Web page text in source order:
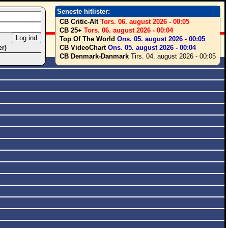
Seneste hitlister:
CB Critic-Alt Tors. 06. august 2026 - 00:05
CB 25+ Tors. 06. august 2026 - 00:04
Top Of The World Ons. 05. august 2026 - 00:05
CB VideoChart Ons. 05. august 2026 - 00:04
CB Denmark-Danmark Tirs. 04. august 2026 - 00:05